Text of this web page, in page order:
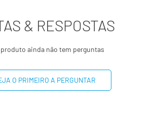
com base em uma dieta de 2000kcal ou
podem ser maiores ou menores
& RESPOSTAS
produto ainda não tem perguntas
O PRIMEIRO A PERGUNTAR